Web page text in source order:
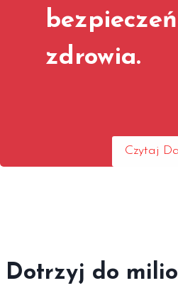
zdrowia.
Czytaj
Dotrzyj do